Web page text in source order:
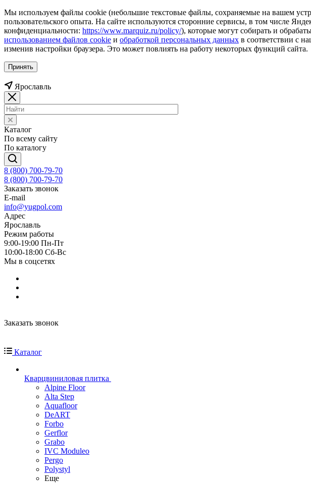
Мы используем файлы cookie (небольшие текстовые файлы, сохраняемые на вашем
пользовательского опыта. На сайте используются сторонние сервисы, в том числе
конфиденциальности: https://www.marquiz.ru/policy/), которые могут собирать и
использованием файлов cookie и обработкой персональных данных в соответствии с
изменив настройки браузера. Это может повлиять на работу некоторых функций сайта.
Принять
Ярославль
Каталог
По всему сайту
По каталогу
8 (800) 700-79-70
8 (800) 700-79-70
Заказать звонок
E-mail
info@yugpol.com
Адрес
Ярославль
Режим работы
9:00-19:00 Пн-Пт
10:00-18:00 Cб-Вс
Мы в соцсетях
Заказать звонок
Каталог
Кварцвиниловая плитка
Alpine Floor
Alta Step
Aquafloor
DeART
Forbo
Gerflor
Grabo
IVC Moduleo
Pergo
Polystyl
Еще